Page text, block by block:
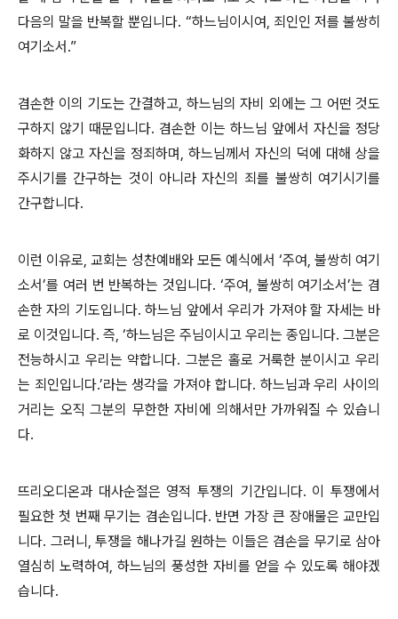
다음의 말을 반복할 뿐입니다. “하느님이시여, 죄인인 저를 불쌍히
여기소서.”
겸손한 이의 기도는 간결하고, 하느님의 자비 외에는 그 어떤 것도
구하지 않기 때문입니다. 겸손한 이는 하느님 앞에서 자신을 정당
화하지 않고 자신을 정죄하며, 하느님께서 자신의 덕에 대해 상을
주시기를 간구하는 것이 아니라 자신의 죄를 불쌍히 여기시기를
간구합니다.
이런 이유로, 교회는 성찬예배와 모든 예식에서 ‘주여, 불쌍히 여기
소서’를 여러 번 반복하는 것입니다. ‘주여, 불쌍히 여기소서’는 겸
손한 자의 기도입니다. 하느님 앞에서 우리가 가져야 할 자세는 바
로 이것입니다. 즉, ‘하느님은 주님이시고 우리는 종입니다. 그분은
전능하시고 우리는 약합니다. 그분은 홀로 거룩한 분이시고 우리
는 죄인입니다.’라는 생각을 가져야 합니다. 하느님과 우리 사이의
거리는 오직 그분의 무한한 자비에 의해서만 가까워질 수 있습니
다.
뜨리오디온과 대사순절은 영적 투쟁의 기간입니다. 이 투쟁에서
필요한 첫 번째 무기는 겸손입니다. 반면 가장 큰 장애물은 교만입
니다. 그러니, 투쟁을 해나가길 원하는 이들은 겸손을 무기로 삼아
열심히 노력하여, 하느님의 풍성한 자비를 얻을 수 있도록 해야겠
습니다.